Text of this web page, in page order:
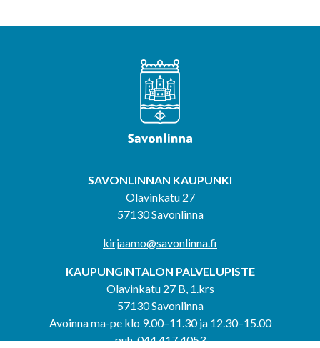
SAVONLINNAN KAUPUNKI
Olavinkatu 27
57130 Savonlinna
kirjaamo@savonlinna.fi
KAUPUNGINTALON PALVELUPISTE
Olavinkatu 27 B, 1.krs
57130 Savonlinna
Avoinna ma-pe klo 9.00–11.30 ja 12.30–15.00
puh. 044 417 4053